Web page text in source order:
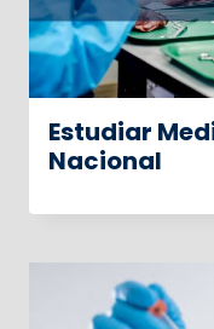
Estudiar
Nacional